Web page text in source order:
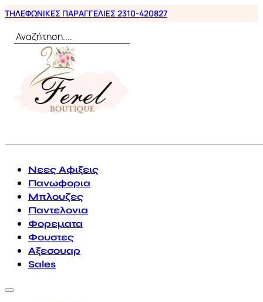
ΤΗΛΕΦΩΝΙΚΕΣ ΠΑΡΑΓΓΕΛΙΕΣ 2310-420827
Αναζήτηση
Νεες Αφιξεις
Πανωφορια
Μπλουζες
Παντελονια
Φορεματα
Φουστες
Αξεσουαρ
Sales